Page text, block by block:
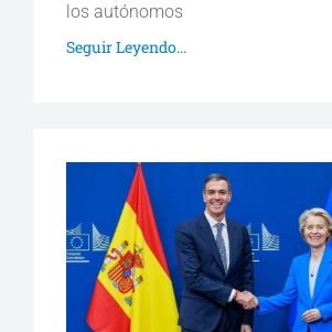
los autónomos
Seguir Leyendo...